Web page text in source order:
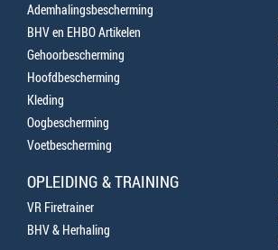
Ademhalingsbescherming
BHV en EHBO Artikelen
Gehoorbescherming
Hoofdbescherming
Kleding
Oogbescherming
Voetbescherming
OPLEIDING & TRAINING
VR Firetrainer
BHV & Herhaling